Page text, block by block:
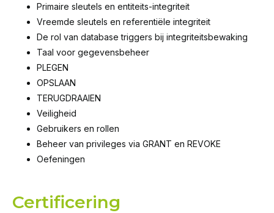
Primaire sleutels en entiteits-integriteit
Vreemde sleutels en referentiële integriteit
De rol van database triggers bij integriteitsbewaking
Taal voor gegevensbeheer
PLEGEN
OPSLAAN
TERUGDRAAIEN
Veiligheid
Gebruikers en rollen
Beheer van privileges via GRANT en REVOKE
Oefeningen
Certificering